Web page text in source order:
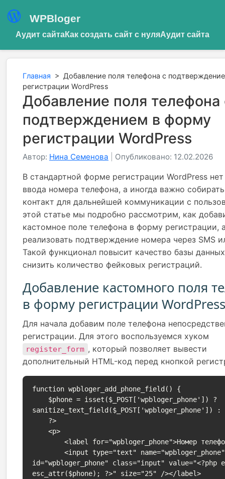
WPBloger
Аудит сайтаКак создать сайт с нуляАудит сайта
Главная > Добавление поля телефона с
регистрации WordPress
Добавление поля телефона
подтверждением в форму
регистрации WordPress
Автор: Нина Семенова Опубликовано: 12.02.2026
В стандартной форме регистрации WordPress
ввода номера телефона, а иногда важно
контакт для дальнейшей коммуникации с
этой статье мы подробно рассмотрим, как
кастомное поле телефона в форму регистрации,
реализовать подтверждение номера через SMS
Такой функционал повысит качество базы
снизить количество фейковых регистраций.
Добавление кастомного поля
в форму регистрации WordPress
Для начала добавим поле телефона
регистрации. Для этого воспользуемся хуком
register_form , который позволяет вывести
дополнительный HTML-код перед кнопкой
function wpbloger_add_phone_field() {
sanitize_text_field($_POST['wpbloger_phone'])
    <p>
        <label for="wpbloger_phone">Номер телефона<br />
        <input type="text" name="wpbloger_phone"
id="wpbloger_phone" class="input" value="<?php
esc_attr($phone); ?>" size="25" /></label>